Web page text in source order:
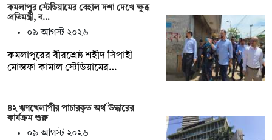
কমলাপুর স্টেডিয়ামের বেহাল দশা দেখে ক্ষুব্ধ
প্রতিমন্ত্রী, ব…
০৯ আগস্ট ২০২৬
কমলাপুরের বীরশ্রেষ্ঠ শহীদ সিপাহী
মোস্তফা কামাল স্টেডিয়ামের…
৪২ ঋণখেলাপীর পাচারকৃত অর্থ উদ্ধারের
কার্যক্রম শুরু
০৯ আগস্ট ২০২৬